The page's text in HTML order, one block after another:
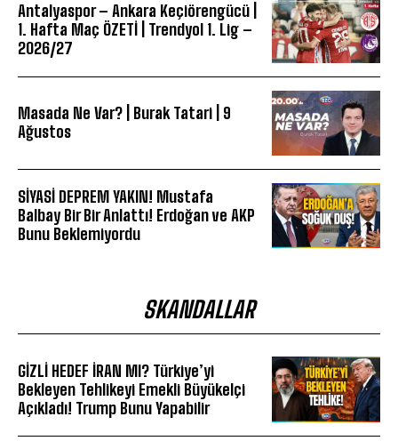
Antalyaspor – Ankara Keçiörengücü |
1. Hafta Maç ÖZETİ | Trendyol 1. Lig –
2026/27
Masada Ne Var? | Burak Tatari | 9
Ağustos
SİYASİ DEPREM YAKIN! Mustafa
Balbay Bir Bir Anlattı! Erdoğan ve AKP
Bunu Beklemiyordu
SKANDALLAR
GİZLİ HEDEF İRAN MI? Türkiye’yi
Bekleyen Tehlikeyi Emekli Büyükelçi
Açıkladı! Trump Bunu Yapabilir